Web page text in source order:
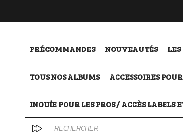
PRÉCOMMANDES NOUVEAUTÉS LES
TOUS NOS ALBUMS ACCESSOIRES
INOUÏE POUR LES PROS / ACCÈS LABELS